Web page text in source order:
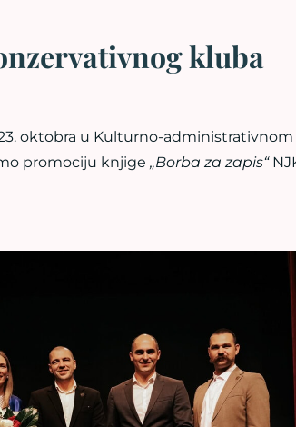
kluba
oktobra u Kulturno-
promociju knjige „Borba za zapis“